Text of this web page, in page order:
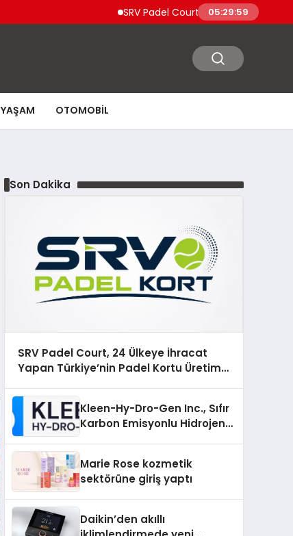
SRV Padel Court, 24 Ülkeye İhracat
05:30:00
YAŞAM OTOMOBIL
Son Dakika
SRV Padel Court, 24 Ülkeye İhracat
Yapan Türkiye’nin Padel Kortu Üretim
Kleen-Hy-Dro-Gen Inc., Sıfır
Karbon Emisyonlu Hidrojen
Aldı
Marie Rose kozmetik
sektörüne giriş yaptı
Daikin’den akıllı